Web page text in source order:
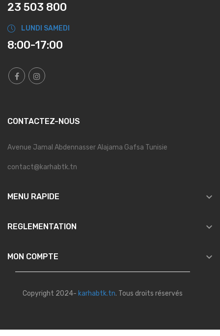
23 503 800
LUNDI SAMEDI
8:00-17:00
CONTACTEZ-NOUS
Avenue Jamal Abdennasser Alajama Gafsa Tunisie
contact@karhabtk.tn
MENU RAPIDE 
REGLEMENTATION 
MON COMPTE 
Copyright 2024- karhabtk.tn. Tous droits réservés